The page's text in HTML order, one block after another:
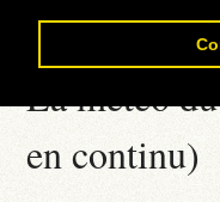
Contact
La météo
en continu)